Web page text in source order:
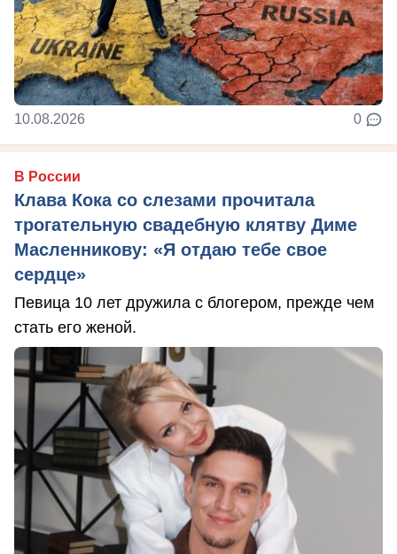
10.08.2026 0
В России
Клава Кока со слезами прочитала
трогательную свадебную клятву Диме
Масленникову: «Я отдаю тебе свое
сердце»
Певица 10 лет дружила с блогером, прежде чем
стать его женой.